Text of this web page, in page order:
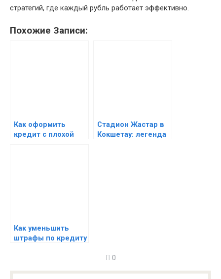
стратегий, где каждый рубль работает эффективно.
Похожие Записи:
Как оформить
кредит с плохой
Стадион Жастар в
Кокшетау: легенда
Как уменьшить
штрафы по кредиту
0